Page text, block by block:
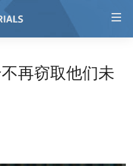
再窃取他们未